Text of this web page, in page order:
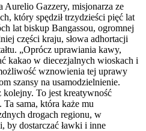
Aurelio Gazzery, misjonarza ze
który spędził trzydzieści pięć lat
lat biskup Bangassou, ogromnej
części kraju, słowa adhortacji
„Oprócz uprawiania kawy,
kakao w diecezjalnych wioskach i
wznowienia tej uprawy
szansy na usamodzielnienie.
To jest kreatywność
Ta sama, która każe mu
drogach regionu, w
by dostarczać ławki i inne